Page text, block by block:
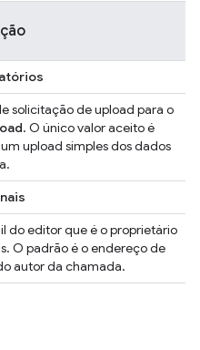
solicitação de upload para o
. O único valor aceito é
upload simples dos dados
do editor que é o proprietário
O padrão é o endereço de
autor da chamada.